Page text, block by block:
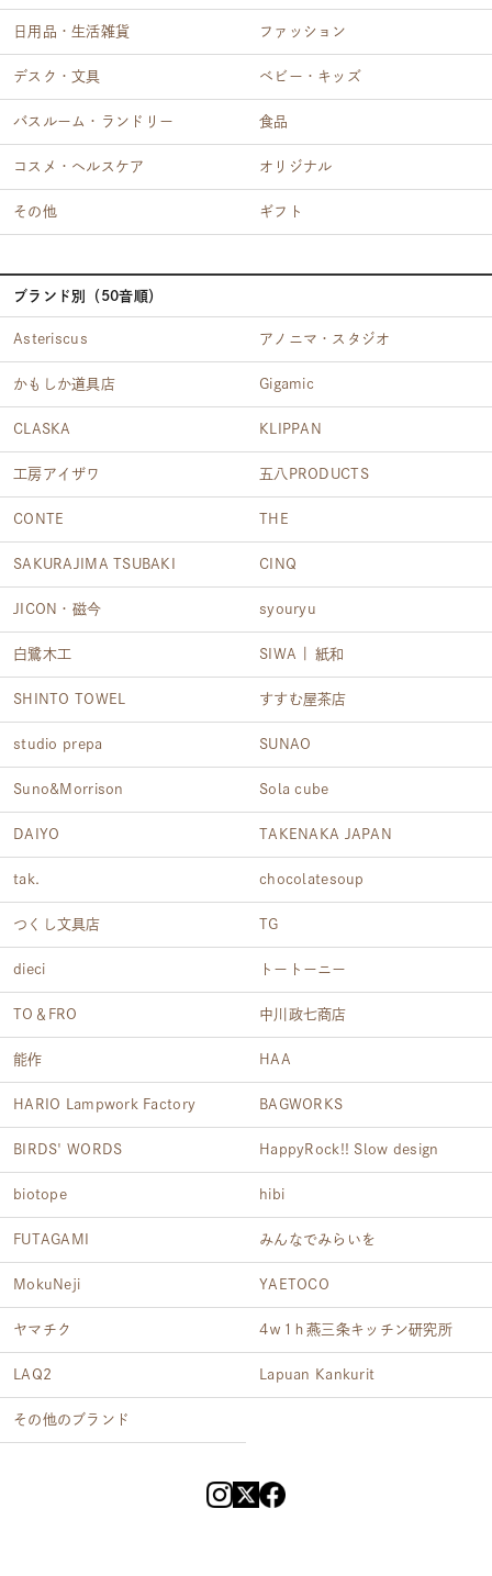
日用品・生活雑貨 ファッション
デスク・文具 ベビー・キッズ
バスルーム・ランドリー 食品
コスメ・ヘルスケア オリジナル
その他 ギフト
ブランド別（50音順）
Asteriscus アノニマ・スタジオ
かもしか道具店 Gigamic
CLASKA KLIPPAN
工房アイザワ 五八PRODUCTS
CONTE THE
SAKURAJIMA TSUBAKI CINQ
JICON・磁今 syouryu
白鷺木工 SIWA | 紙和
SHINTO TOWEL すすむ屋茶店
studio prepa SUNAO
Suno&Morrison Sola cube
DAIYO TAKENAKA JAPAN
tak. chocolatesoup
つくし文具店 TG
dieci トートーニー
TO＆FRO 中川政七商店
能作 HAA
HARIO Lampwork Factory BAGWORKS
BIRDS' WORDS HappyRock!! Slow design
biotope hibi
FUTAGAMI みんなでみらいを
MokuNeji YAETOCO
ヤマチク 4ｗ1ｈ燕三条キッチン研究所
LAQ2 Lapuan Kankurit
その他のブランド